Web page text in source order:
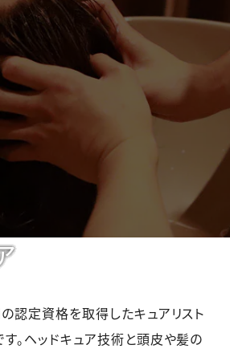
認定資格を取得したキュアリスト
。ヘッドキュア技術と頭皮や髪の